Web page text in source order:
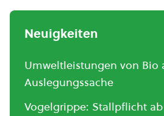
Neuigkeiten
Umweltleistungen von Bio
Auslegungssache
Vogelgrippe: Stallpflicht